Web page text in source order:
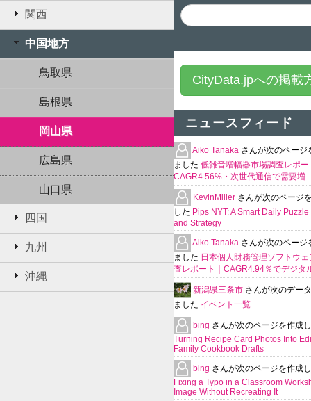
関西
中国地方
鳥取県
島根県
岡山県
広島県
山口県
四国
九州
沖縄
CityData.jpへの掲載
ニュースフィード
Aiko Tanaka さんが次のページ
ました 低雑音増幅器市場調査レポー
CAGR4.56%・次世代通信で需要増
KevinMiller さんが次のページ
した Pips NYT: A Smart Daily
and Strategy
Aiko Tanaka さんが次のページ
ました 日本個人財務管理ソフトウ
査レポート｜CAGR4.94％でデジタ
新潟県三条市 さんが次のデー
ました イベント一覧
bing さんが次のページを作成
Turning Recipe Card Photos Into
Family Cookbook Drafts
bing さんが次のページを作成
Fixing a Typo in a Classroom
Image Without Recreating It